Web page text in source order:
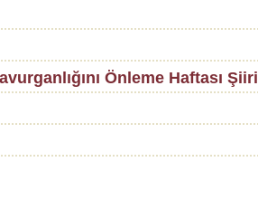
Önleme Haftası Şiiri